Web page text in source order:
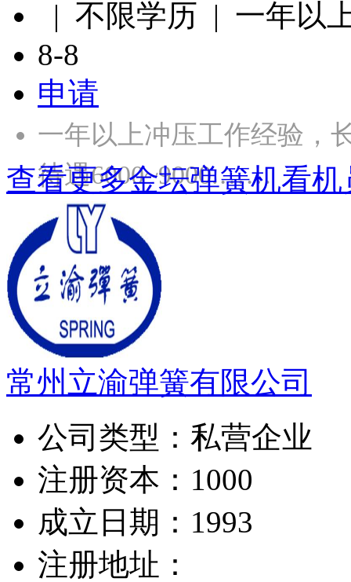
| 不限学历 | 一年以
8-8
申请
一年以上冲压工作经验，
待遇6000~9000.……
查看更多金坛弹簧机看
常州立渝弹簧有限公司
公司类型： 私营企业
注册资本： 1000
成立日期： 1993
注册地址：